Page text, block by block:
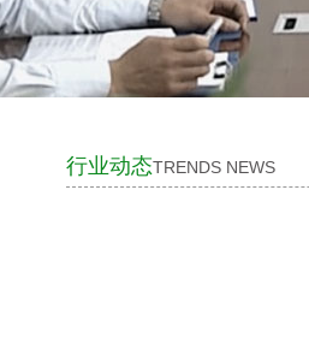
行业动态TRENDS NEWS